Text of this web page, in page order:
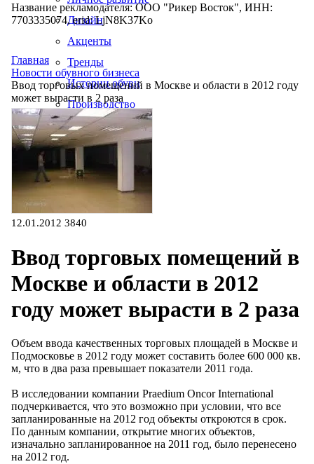
Дизайн
Акценты
Тренды
Истории обуви
Производство
Название рекламодателя: ООО "Рикер Восток", ИНН:
7703335074, erid: LjN8K37Ko
Главная
Новости обувного бизнеса
Ввод торговых помещений в Москве и области в 2012 году
может вырасти в 2 раза
12.01.2012 3840
Ввод торговых помещений в
Москве и области в 2012
году может вырасти в 2 раза
Объем ввода качественных торговых площадей в Москве и
Подмосковье в 2012 году может составить более 600 000 кв.
м, что в два раза превышает показатели 2011 года.
В исследовании компании Praedium Oncor International
подчеркивается, что это возможно при условии, что все
запланированные на 2012 год объекты откроются в срок.
По данным компании, открытие многих объектов,
изначально запланированное на 2011 год, было перенесено
на 2012 год.